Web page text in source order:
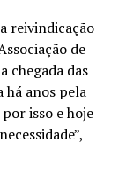
reivindicação
de
chegada das
há anos pela
isso e hoje